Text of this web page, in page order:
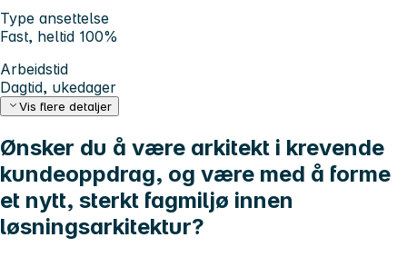
Type ansettelse
Fast, heltid 100%
Arbeidstid
Dagtid, ukedager
Vis flere detaljer
Ønsker du å være arkitekt i krevende
kundeoppdrag, og være med å forme
et nytt, sterkt fagmiljø innen
løsningsarkitektur?